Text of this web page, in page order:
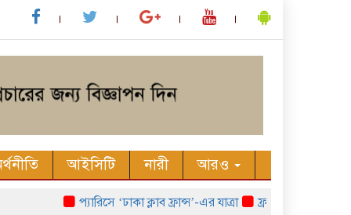
আইসিটি নারী আরও
প্যারিসে ‘ঢাকা ক্লাব ফ্রান্স’-এর যাত্রা ফ্রান্সে ‘ফ্রাঙ্কো বাংলা